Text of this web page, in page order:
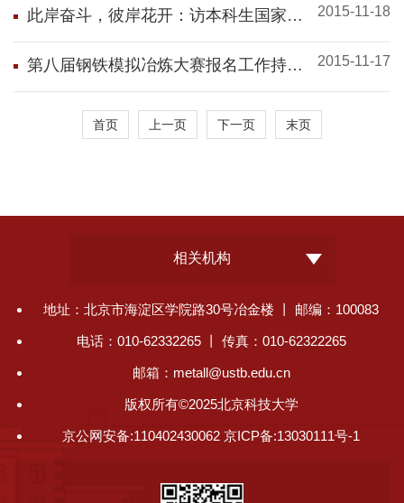
此岸奋斗，彼岸花开：访本科生国家奖
学金获得者孙胜东
2015-11-18
第八届钢铁模拟冶炼大赛报名工作持续
火热进行
2015-11-17
首页 上一页 下一页 末页
相关机构
地址：北京市海淀区学院路30号冶金楼 丨 邮编：100083
电话：010-62332265 丨 传真：010-62322265
邮箱：metall@ustb.edu.cn
版权所有©2025北京科技大学
京公网安备:110402430062 京ICP备:13030111号-1